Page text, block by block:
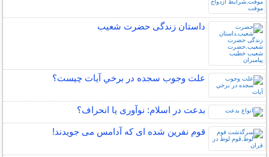
داستان زندگی حضرت شعیب
علت وجوب سجده در برخي آيات چيست؟
بدعت در اسلام: نوآوری یا انحراف؟
قوم نفرین شده ای که آدامس می جویدند!